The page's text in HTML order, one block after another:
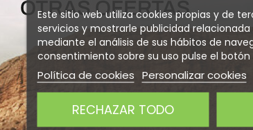
a la anatomía del pie
para un ajuste cómodo y consistente
la comodidad y la eficacia del pedaleo
Este sitio web utiliza cookies propias y de
servicios y mostrarle publicidad
mediante el análisis de sus hábitos de
consentimiento sobre su uso pulse el botón
Política de cookies Personalizar cookies
RECHAZAR TODO